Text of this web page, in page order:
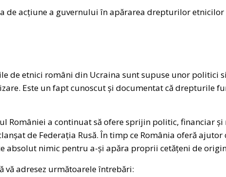
de acțiune a guvernului în apărarea drepturilor
de etnici români din Ucraina sunt supuse unor politici
Este un fapt cunoscut și documentat că drepturile
României a continuat să ofere sprijin politic, financiar
de Federația Rusă. În timp ce România oferă
absolut nimic pentru a-și apăra proprii cetățeni de
vă adresez următoarele întrebări: